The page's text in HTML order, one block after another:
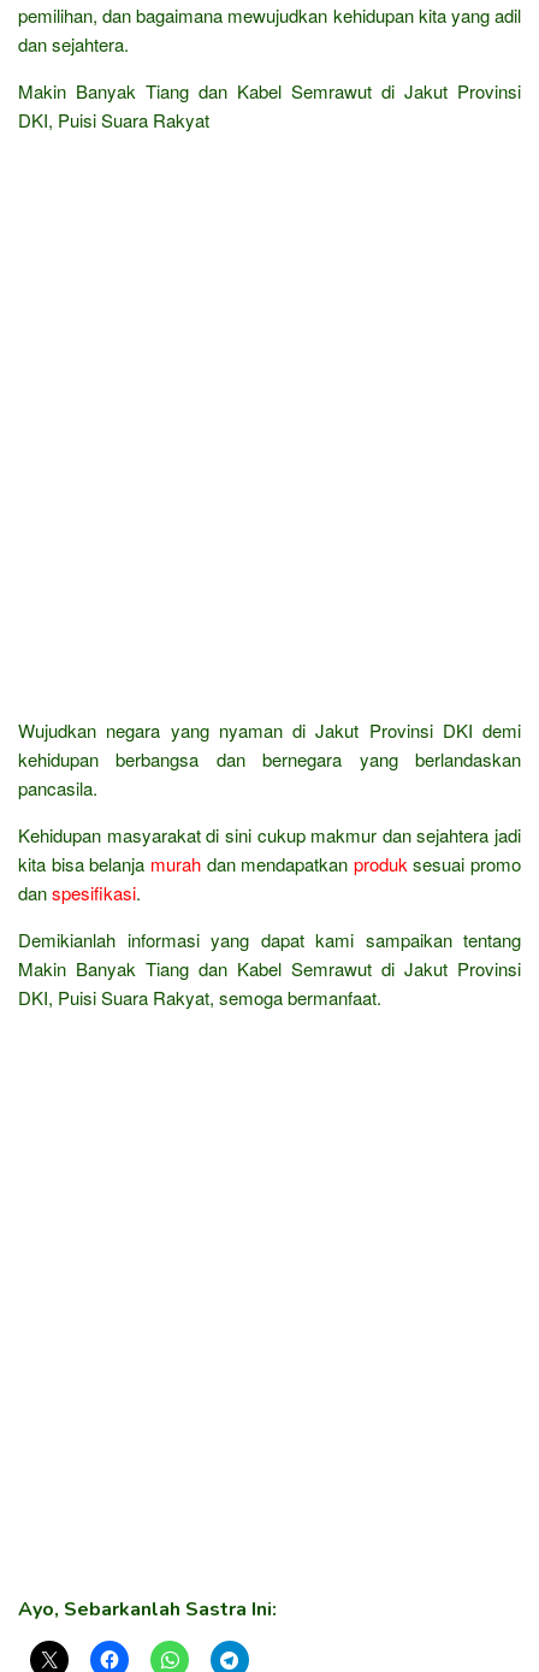
pemilihan, dan bagaimana mewujudkan kehidupan kita yang adil
dan sejahtera.
Makin Banyak Tiang dan Kabel Semrawut di Jakut Provinsi
DKI, Puisi Suara Rakyat
Wujudkan negara yang nyaman di Jakut Provinsi DKI demi
kehidupan berbangsa dan bernegara yang berlandaskan
pancasila.
Kehidupan masyarakat di sini cukup makmur dan sejahtera jadi
kita bisa belanja murahdan mendapatkan produk sesuai promo
danspesifikasi.
Demikianlah informasi yang dapat kami sampaikan tentang
Makin Banyak Tiang dan Kabel Semrawut di Jakut Provinsi
DKI, Puisi Suara Rakyat, semoga bermanfaat.
Ayo, Sebarkanlah Sastra Ini: